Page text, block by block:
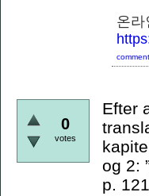
온
0
votes
Efter
og 2:
p.